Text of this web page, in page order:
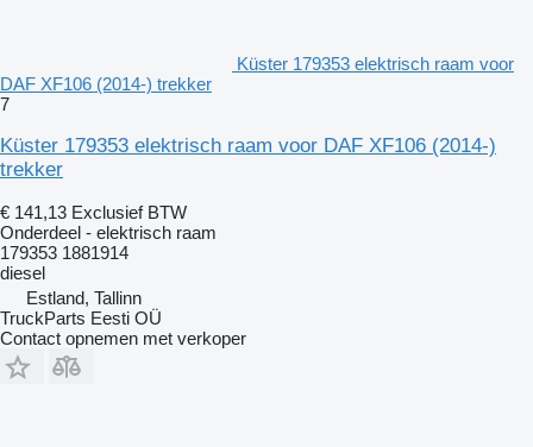
Küster 179353 elektrisch raam voor
DAF XF106 (2014-) trekker
7
Küster 179353 elektrisch raam voor DAF XF106 (2014-)
trekker
€ 141,13 Exclusief BTW
Onderdeel - elektrisch raam
179353 1881914
diesel
Estland, Tallinn
TruckParts Eesti OÜ
Contact opnemen met verkoper